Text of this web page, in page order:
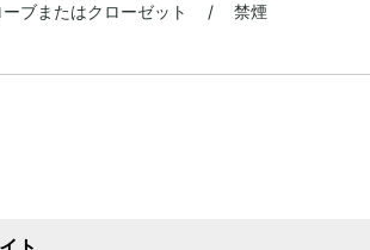
ブまたはクローゼット / 禁煙